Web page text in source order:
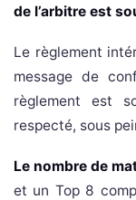
de l’arbitre est
Le règlement
message de
règlement est
respecté, sous
Le nombre de
et un Top 8